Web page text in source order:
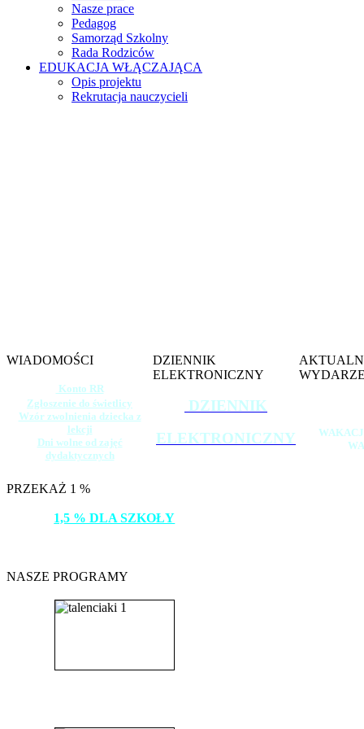
Nasze prace
Pedagog
Samorząd Szkolny
Rada Rodziców
EDUKACJA WŁĄCZAJĄCA
Opis projektu
Rekrutacja nauczycieli
WIADOMOŚCI
Konto RR
Zgłoszenie do świetlicy
Wzór zwolnienia dziecka z
lekcji
Dni wolne od zajęć
dydaktycznych
DZIENNIK
ELEKTRONICZNY
DZIENNIK
ELEKTRONICZNY
PRZEKAŻ 1 %
1,5 % DLA SZKOŁY
NASZE PROGRAMY